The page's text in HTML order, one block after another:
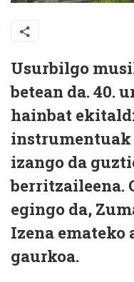
Usurbilgo
betean da. 40.
hainbat
instrumentuak
izango da
berritzaileena.
egingo da,
Izena emateko
gaurkoa.